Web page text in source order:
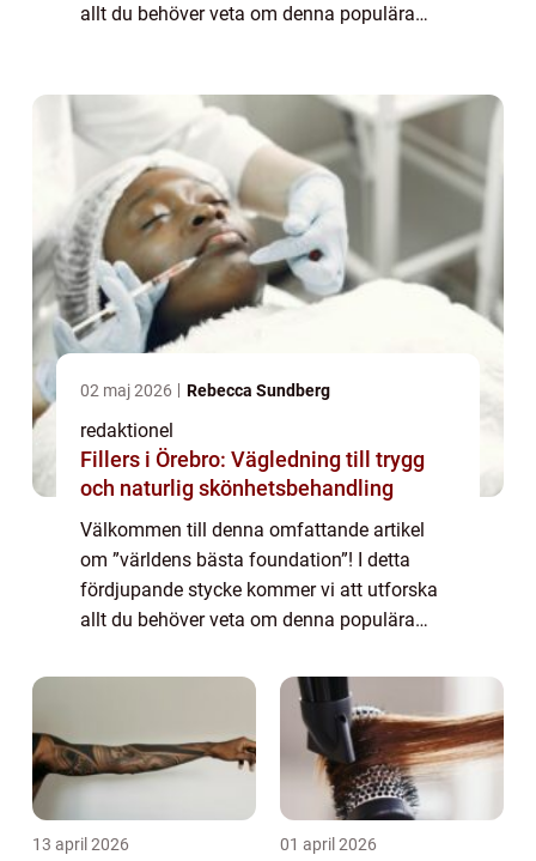
allt du behöver veta om denna populära
02 maj 2026 Rebecca Sundberg
redaktionel
Fillers i Örebro: Vägledning till trygg
och naturlig skönhetsbehandling
Välkommen till denna omfattande artikel
om ”världens bästa foundation”! I detta
fördjupande stycke kommer vi att utforska
allt du behöver veta om denna populära
dig en övergripande översikt, prese...
13 april 2026 01 april 2026